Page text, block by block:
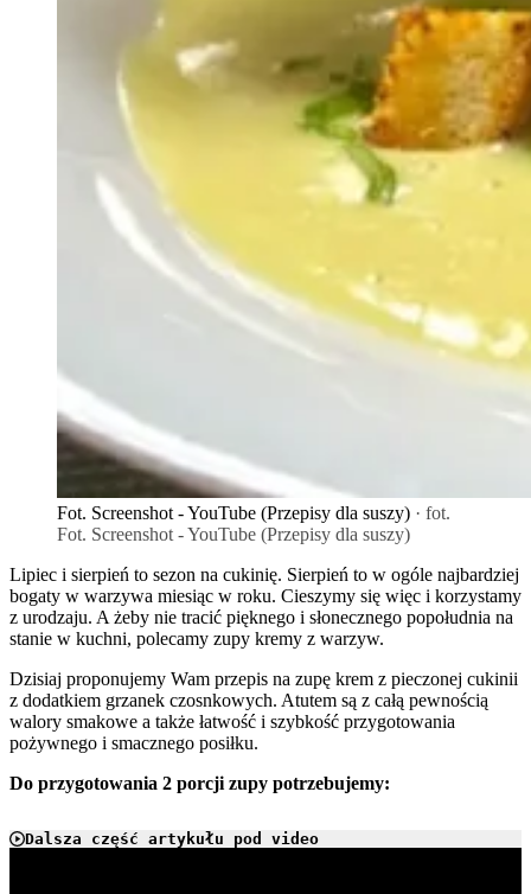
Fot. Screenshot - YouTube (Przepisy dla suszy) · fot.
Fot. Screenshot - YouTube (Przepisy dla suszy)
Lipiec i sierpień to sezon na cukinię. Sierpień to w ogóle najbardziej
bogaty w warzywa miesiąc w roku. Cieszymy się więc i korzystamy
z urodzaju. A żeby nie tracić pięknego i słonecznego popołudnia na
stanie w kuchni, polecamy zupy kremy z warzyw.
Dzisiaj proponujemy Wam przepis na zupę krem z pieczonej cukinii
z dodatkiem grzanek czosnkowych. Atutem są z całą pewnością
walory smakowe a także łatwość i szybkość przygotowania
pożywnego i smacznego posiłku.
Do przygotowania 2 porcji zupy potrzebujemy:
Dalsza część artykułu pod video